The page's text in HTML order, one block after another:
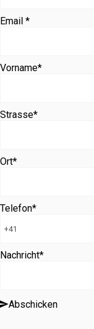
Email *
Vorname*
Strasse*
Ort*
Telefon*
Nachricht*
Abschicken